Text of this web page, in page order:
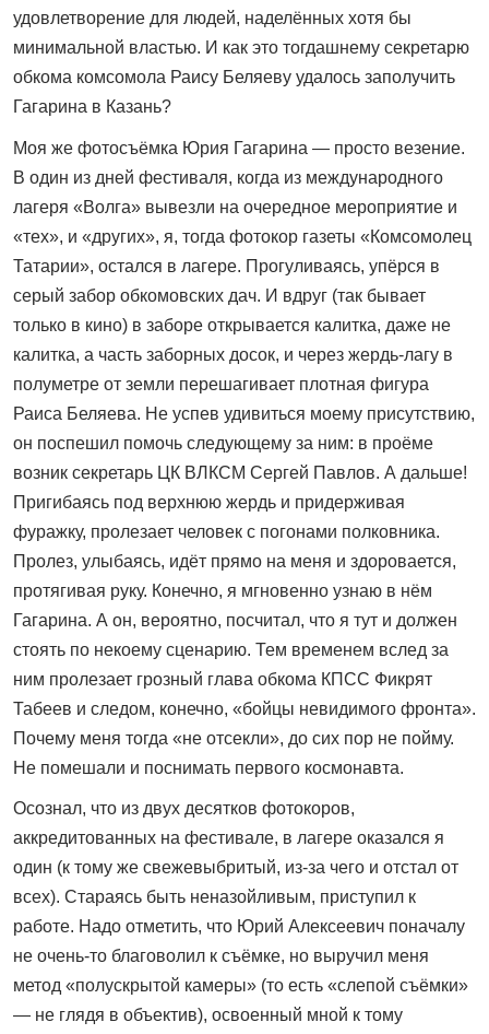
удовлетворение для людей, наделённых хотя бы
минимальной властью. И как это тогдашнему секретарю
обкома комсомола Раису Беляеву удалось заполучить
Гагарина в Казань?
Моя же фотосъёмка Юрия Гагарина — просто везение.
В один из дней фестиваля, когда из международного
лагеря «Волга» вывезли на очередное мероприятие и
«тех», и «других», я, тогда фотокор газеты «Комсомолец
Татарии», остался в лагере. Прогуливаясь, упёрся в
серый забор обкомовских дач. И вдруг (так бывает
только в кино) в заборе открывается калитка, даже не
калитка, а часть заборных досок, и через жердь-лагу в
полуметре от земли перешагивает плотная фигура
Раиса Беляева. Не успев удивиться моему присутствию,
он поспешил помочь следующему за ним: в проёме
возник секретарь ЦК ВЛКСМ Сергей Павлов. А дальше!
Пригибаясь под верхнюю жердь и придерживая
фуражку, пролезает человек с погонами полковника.
Пролез, улыбаясь, идёт прямо на меня и здоровается,
протягивая руку. Конечно, я мгновенно узнаю в нём
Гагарина. А он, вероятно, посчитал, что я тут и должен
стоять по некоему сценарию. Тем временем вслед за
ним пролезает грозный глава обкома КПСС Фикрят
Табеев и следом, конечно, «бойцы невидимого фронта».
Почему меня тогда «не отсекли», до сих пор не пойму.
Не помешали и поснимать первого космонавта.
Осознал, что из двух десятков фотокоров,
аккредитованных на фестивале, в лагере оказался я
один (к тому же свежевыбритый, из-за чего и отстал от
всех). Стараясь быть неназойливым, приступил к
работе. Надо отметить, что Юрий Алексеевич поначалу
не очень-то благоволил к съёмке, но выручил меня
метод «полускрытой камеры» (то есть «слепой съёмки»
— не глядя в объектив), освоенный мной к тому